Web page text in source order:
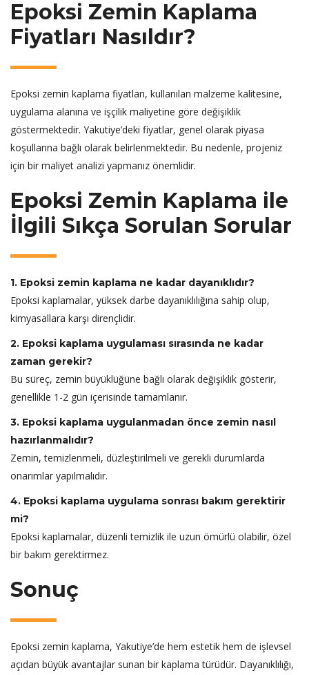
Epoksi Zemin Kaplama
Fiyatları Nasıldır?
Epoksi zemin kaplama fiyatları, kullanılan malzeme kalitesine,
uygulama alanına ve işçilik maliyetine göre değişiklik
göstermektedir. Yakutiye’deki fiyatlar, genel olarak piyasa
koşullarına bağlı olarak belirlenmektedir. Bu nedenle, projeniz
için bir maliyet analizi yapmanız önemlidir.
Epoksi Zemin Kaplama ile
İlgili Sıkça Sorulan Sorular
1. Epoksi zemin kaplama ne kadar dayanıklıdır?
Epoksi kaplamalar, yüksek darbe dayanıklılığına sahip olup,
kimyasallara karşı dirençlidir.
2. Epoksi kaplama uygulaması sırasında ne kadar
zaman gerekir?
Bu süreç, zemin büyüklüğüne bağlı olarak değişiklik gösterir,
genellikle 1-2 gün içerisinde tamamlanır.
3. Epoksi kaplama uygulanmadan önce zemin nasıl
hazırlanmalıdır?
Zemin, temizlenmeli, düzleştirilmeli ve gerekli durumlarda
onarımlar yapılmalıdır.
4. Epoksi kaplama uygulama sonrası bakım gerektirir
mi?
Epoksi kaplamalar, düzenli temizlik ile uzun ömürlü olabilir, özel
bir bakım gerektirmez.
Sonuç
Epoksi zemin kaplama, Yakutiye’de hem estetik hem de işlevsel
açıdan büyük avantajlar sunan bir kaplama türüdür. Dayanıklılığı,